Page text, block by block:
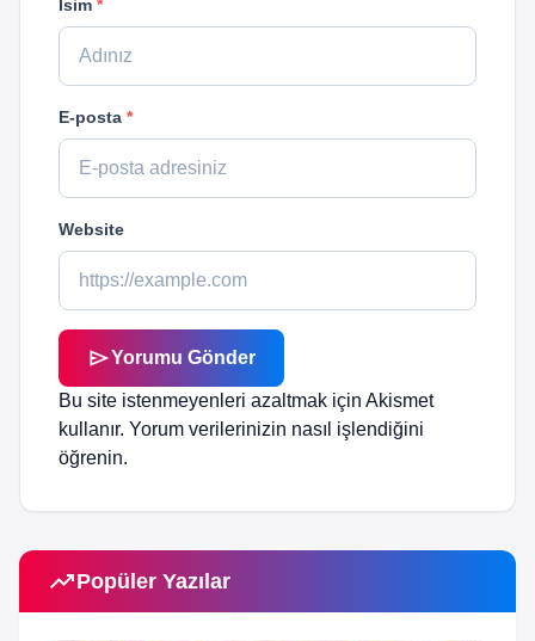
İsim *
E-posta *
Website
sendYorumu Gönder
Bu site istenmeyenleri azaltmak için Akismet
kullanır. Yorum verilerinizin nasıl işlendiğini
öğrenin.
trending_upPopüler Yazılar